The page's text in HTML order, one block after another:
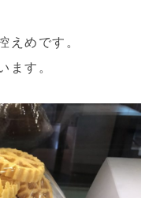
めです。
す。